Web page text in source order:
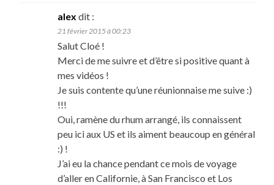
alex dit :
21 février 2015 à 00:23
Salut Cloé !
Merci de me suivre et d’être si positive quant à
mes vidéos !
Je suis contente qu’une réunionnaise me suive :)
!!!
Oui, ramène du rhum arrangé, ils connaissent
peu ici aux US et ils aiment beaucoup en général
:) !
J’ai eu la chance pendant ce mois de voyage
d’aller en Californie, à San Francisco et Los